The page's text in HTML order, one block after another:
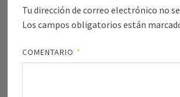
Tu dirección de correo electrónico no
Los campos obligatorios están
COMENTARIO *